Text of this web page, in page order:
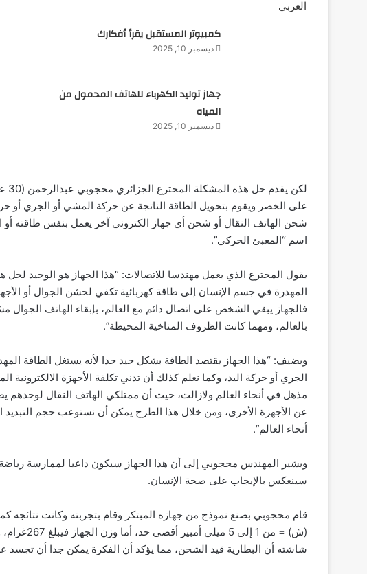
كمبيوتر المستقبل يقرأ أفكارك
ديسمبر 10, 2025
جهاز توليد الكهرباء للهاتف المحمول من
المياه
ديسمبر 10, 2025
على الخصر ويقوم بتحويل الطاقة الناتجة عن حركة المشي أو الجري أو
شحن الهاتف النقال أو شحن أي جهاز الكتروني آخر يعمل بنفس طاقته أو
اسم “المعبئ الحركي”.
يقول المخترع الذي يعمل مهندسا للاتصالات: “هذا الجهاز هو الوحيد لحل
المهدرة في جسم الإنسان إلى طاقة كهربائية تكفي لحشن الجوال أو
بالعالم، ومهما كانت الظروف المناخية المحيطة”.
ويضيف: “هذا الجهاز يقتصد الطاقة بشكل جيد جدا لأنه يستغل الطاقة
الجري أو حركة اليد، وكما نعلم كذلك أن تدني تكلفة الأجهزة الالكترونية
عن الأجهزة الأخرى، ومن خلال هذا الطرح يمكن أن نستوعب حجم
أنحاء العالم”.
ويشير المهندس محجوبي إلى أن هذا الجهاز سيكون داعيا لممارسة
سينعكس بالإيجاب على صحة الإنسان.
(ش) = من 1
شاشته أن البطارية قيد الشحن، مما يؤكد أن الفكرة يمكن جدا أن تجسد